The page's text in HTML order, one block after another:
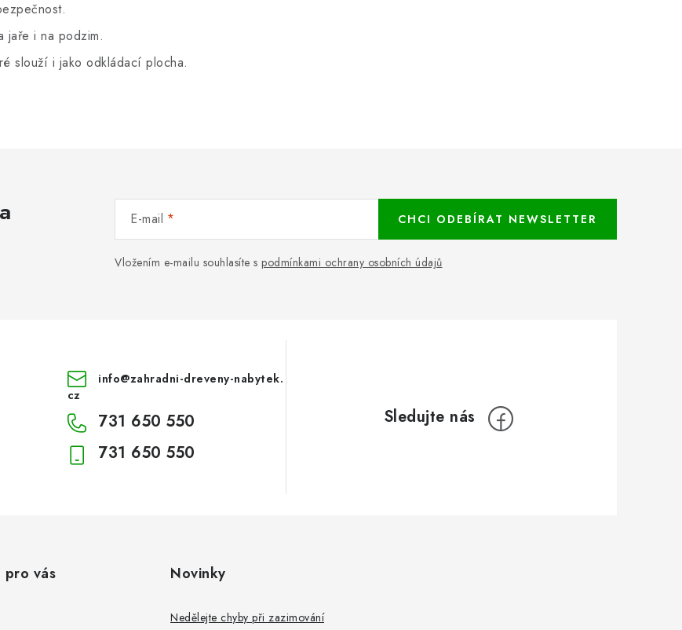
jaře i na podzim.
slouží i jako odkládací plocha.
E-mail
Vložením e-mailu souhlasíte s podmínkami ochrany osobních údajů
CHCI ODEBÍRAT NEWSLETTER
info@zahradni-dreveny-nabytek.
cz
731 650 550
731 650 550
pro vás Novinky
Nedělejte chyby při zazimování